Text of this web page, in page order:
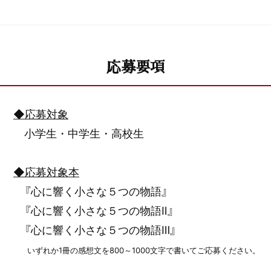
応募要項
◆応募対象
小学生・中学生・高校生
◆応募対象本
『心に響く小さな５つの物語』
『心に響く小さな５つの物語Ⅱ』
『心に響く小さな５つの物語Ⅲ』
いずれか1冊の感想文を800～1000文字で書いてご応募ください。